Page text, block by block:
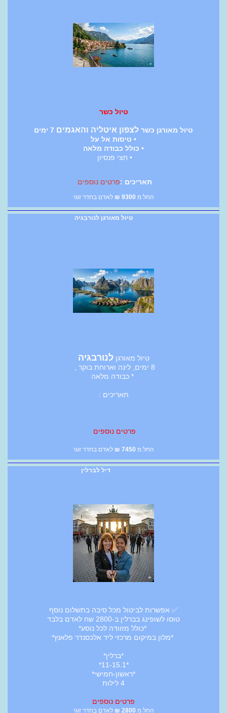
טיול כשר
טיול מאורגן כשר לצפון איטליה והאגמים
• טיסות אל על
• כולל כבודה מלאה
• חצי פנסיון
תאריכים :פרטים נוספים
החל מ 9300
₪ לאדם בחדר זוגי
טיול מאורגן לנורבגיה
טיול מאורגןלנורבגיה
8 ימים, לינה וארוחת בוקר ,
* כבודה מלאה
תאריכים :
פרטים נוספים
החל מ 7450
₪ לאדם בחדר זוגי
דיל לברלין
✅ אפשרות לביטול מכל סיבה בתשלום נוסף
טוסו לשופינג בברלין ב-2800 שח לאדם בלבד
*כולל מזוודה לכל נוסע*
*מלון במיקום מרכזי ליד אלכסנדר פלאנץ*
*ברלין*
*11-15.1*
*ראשון-חמישי*
4 לילות
פרטים נוספים
החל מ 2800
₪ לאדם בחדר זוגי